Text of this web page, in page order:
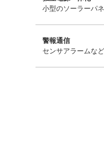
小型のソーラーパ
警報通信
センサアラームな